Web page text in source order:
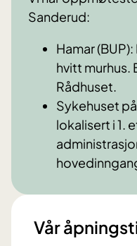
Sanderud:
Hamar
hvitt murhus.
Rådhuset.
Sykehuset
lokalisert i 1.
Vår